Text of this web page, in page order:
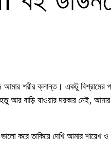
শরীর ক্লান্ত। একটু
বাড়ি যাওয়ার দরকার নেই, আমার
করে তাকিয়ে দেখি আমার শায়েখ